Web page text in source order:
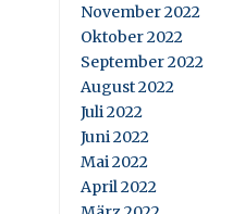
November 2022
Oktober 2022
September 2022
August 2022
Juli 2022
Juni 2022
Mai 2022
April 2022